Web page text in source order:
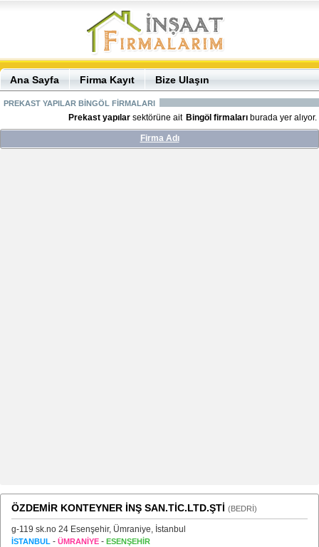
Ana Sayfa Firma Kayıt Bize Ulaşın
PREKAST YAPILAR BİNGÖL FİRMALARI
Prekast yapılar sektörüne ait Bingöl firmaları burada yer alıyor.
Firma Adı
ÖZDEMİR KONTEYNER İNŞ SAN.TİC.LTD.ŞTİ (BEDRİ)
g-119 sk.no 24 Esenşehir, Ümraniye, İstanbul
İSTANBUL - ÜMRANİYE - ESENŞEHİR